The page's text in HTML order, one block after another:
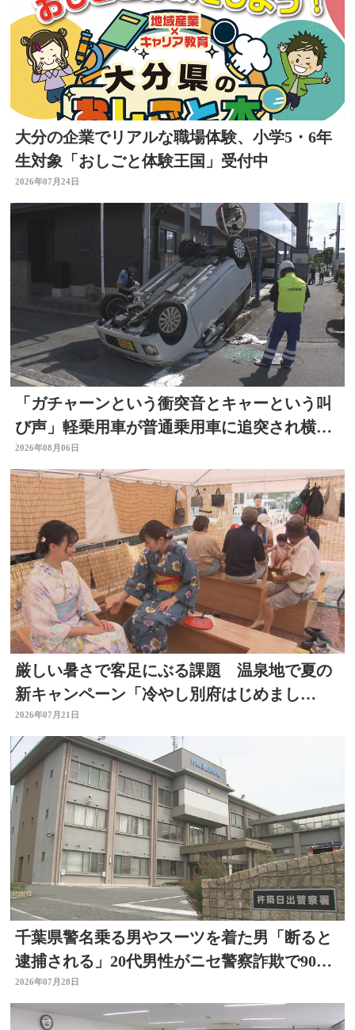
大分の企業でリアルな職場体験、小学5・6年
生対象「おしごと体験王国」受付中
2026年07月24日
「ガチャーンという衝突音とキャーという叫
び声」軽乗用車が普通乗用車に追突され横
転 周囲騒然 大分
2026年08月06日
厳しい暑さで客足にぶる課題 温泉地で夏の
新キャンペーン「冷やし別府はじめまし
た」 冷たい足湯など設置
2026年07月21日
千葉県警名乗る男やスーツを着た男「断ると
逮捕される」20代男性がニセ警察詐欺で90万
円被害 大分
2026年07月28日